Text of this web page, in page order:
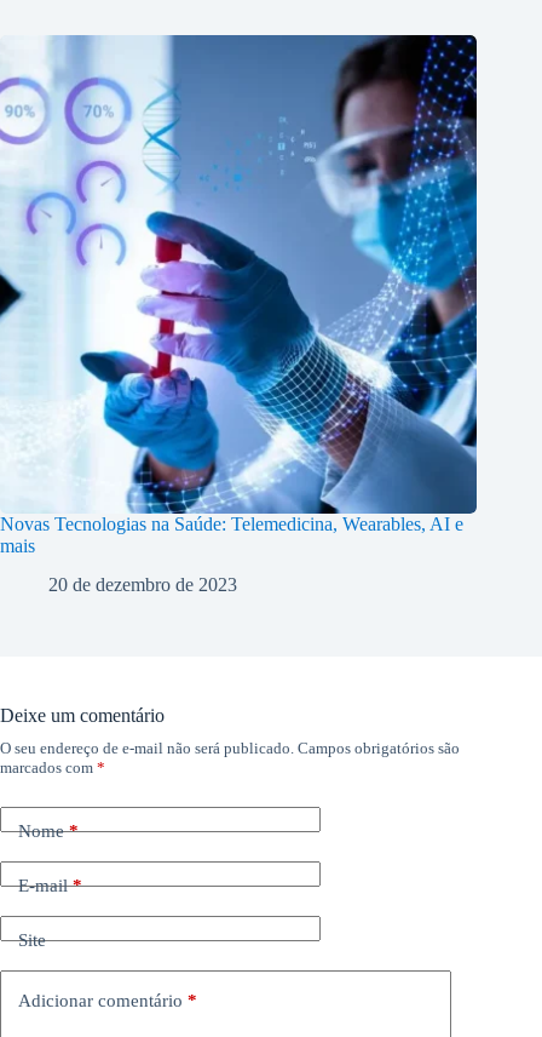
Novas Tecnologias na Saúde: Telemedicina, Wearables, AI e
mais
20 de dezembro de 2023
Deixe um comentário
O seu endereço de e-mail não será publicado. Campos obrigatórios são
marcados com *
Nome*
E-mail*
Site
Adicionar comentário *